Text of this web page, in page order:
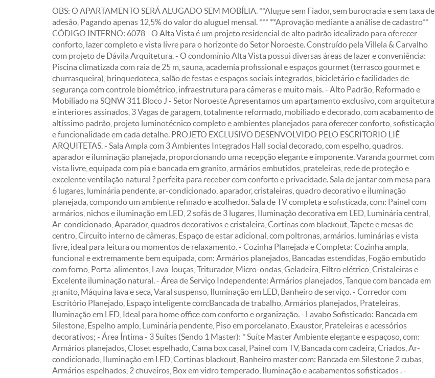
OBS: O APARTAMENTO SERÁ ALUGADO SEM MOBÍLIA. **Alugue sem Fiador, sem burocracia e sem taxa de
adesão, Pagando apenas 12,5% do valor do aluguel mensal. *** **Aprovação mediante a análise de cadastro**
CÓDIGO INTERNO: 6078 - O Alta Vista é um projeto residencial de alto padrão idealizado para oferecer
conforto, lazer completo e vista livre para o horizonte do Setor Noroeste. Construído pela Villela & Carvalho
com projeto de Dávila Arquitetura. - O condomínio Alta Vista possui diversas áreas de lazer e conveniência:
Piscina climatizada com raia de 25 m, sauna, academia profissional e espaços gourmet (terrasco gourmet e
churrasqueira), brinquedoteca, salão de festas e espaços sociais integrados, bicicletário e facilidades de
segurança com controle biométrico, infraestrutura para câmeras e muito mais. - Alto Padrão, Reformado e
Mobiliado na SQNW 311 Bloco J - Setor Noroeste Apresentamos um apartamento exclusivo, com arquitetura
e interiores assinados, 3 Vagas de garagem, totalmente reformado, mobiliado e decorado, com acabamento de
altíssimo padrão, projeto luminotécnico completo e ambientes planejados para oferecer conforto, sofisticação
e funcionalidade em cada detalhe. PROJETO EXCLUSIVO DESENVOLVIDO PELO ESCRITORIO LIÊ
ARQUITETAS. - Sala Ampla com 3 Ambientes Integrados Hall social decorado, com espelho, quadros,
aparador e iluminação planejada, proporcionando uma recepção elegante e imponente. Varanda gourmet com
vista livre, equipada com pia e bancada em granito, armários embutidos, prateleiras, rede de proteção e
excelente ventilação natural ? perfeita para receber com conforto e privacidade. Sala de jantar com mesa para
6 lugares, luminária pendente, ar-condicionado, aparador, cristaleiras, quadro decorativo e iluminação
planejada, compondo um ambiente refinado e acolhedor. Sala de TV completa e sofisticada, com: Painel com
armários, nichos e iluminação em LED, 2 sofás de 3 lugares, Iluminação decorativa em LED, Luminária central,
Ar-condicionado, Aparador, quadros decorativos e cristaleira, Cortinas com blackout, Tapete e mesas de
centro, Circuito interno de câmeras, Espaço de estar adicional, com poltronas, armários, luminárias e vista
livre, ideal para leitura ou momentos de relaxamento. - Cozinha Planejada e Completa: Cozinha ampla,
funcional e extremamente bem equipada, com: Armários planejados, Bancadas estendidas, Fogão embutido
com forno, Porta-alimentos, Lava-louças, Triturador, Micro-ondas, Geladeira, Filtro elétrico, Cristaleiras e
Excelente iluminação natural. - Área de Serviço Independente: Armários planejados, Tanque com bancada em
granito, Máquina lava e seca, Varal suspenso, Iluminação em LED, Banheiro de serviço. - Corredor com
Escritório Planejado, Espaço inteligente com:Bancada de trabalho, Armários planejados, Prateleiras,
Iluminação em LED, Ideal para home office com conforto e organização. - Lavabo Sofisticado: Bancada em
Silestone, Espelho amplo, Luminária pendente, Piso em porcelanato, Exaustor, Prateleiras e acessórios
decorativos; - Área Íntima - 3 Suítes (Sendo 1 Master): * Suíte Master Ambiente elegante e espaçoso, com:
Armários planejados, Closet espelhado, Cama box casal, Painel com TV, Bancada com cadeira, Criados, Ar-
condicionado, Iluminação em LED, Cortinas blackout, Banheiro master com: Bancada em Silestone 2 cubas,
Armários espelhados, 2 chuveiros, Box em vidro temperado, Iluminação e acabamentos sofisticados . -